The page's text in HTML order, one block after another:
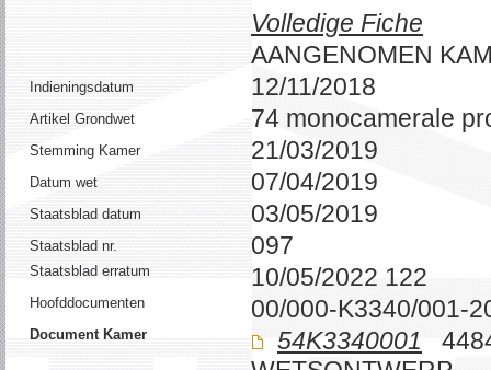
Volledige Fiche
AANGENOMEN
Indieningsdatum 12/11/2018
Artikel Grondwet 74 monocamerale
Stemming Kamer 21/03/2019
Datum wet 07/04/2019
Staatsblad datum 03/05/2019
Staatsblad nr. 097
Staatsblad erratum 10/05/2022 122
Hoofddocumenten 00/000-K3340/001-
Document Kamer 54K3340001